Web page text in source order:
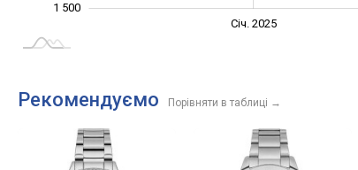
1 500
Січ. 2025
Рекомендуємо Порівняти в таблиці →